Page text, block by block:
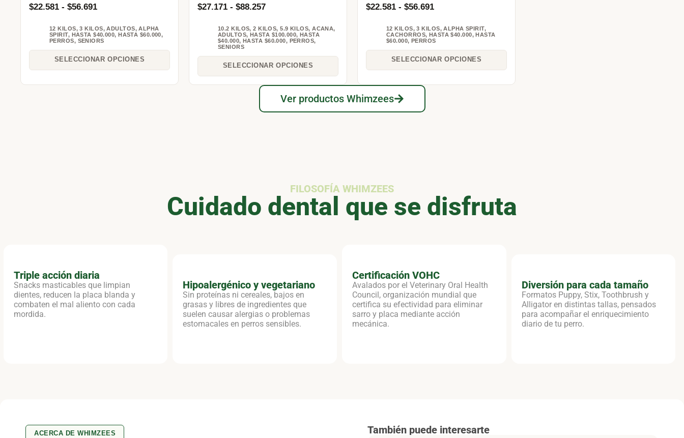
$22.581 - $56.691
12 KILOS,3 KILOS,ADULTOS,ALPHA
SPIRIT, HASTA $40.000,HASTA $60.000,
PERROS, SENIORS
SELECCIONAR OPCIONES
$27.171 - $88.257
10.2 KILOS,2 KILOS,5.9 KILOS,ACANA,
ADULTOS, HASTA $100.000,HASTA
$40.000, HASTA $60.000, PERROS,
SENIORS
SELECCIONAR OPCIONES
$22.581 - $56.691
12 KILOS,3 KILOS,ALPHA SPIRIT,
CACHORROS, HASTA $40.000,HASTA
$60.000, PERROS
SELECCIONAR OPCIONES
Ver productos Whimzees
FILOSOFÍA WHIMZEES
Cuidado dental que se disfruta
Triple acción diaria
Snacks masticables que limpian
dientes, reducen la placa blanda y
combaten el mal aliento con cada
mordida.
Hipoalergénico y vegetariano
Sin proteínas ni cereales, bajos en
grasas y libres de ingredientes que
suelen causar alergias o problemas
estomacales en perros sensibles.
Certificación VOHC
Avalados por el Veterinary Oral Health
Council, organización mundial que
certifica su efectividad para eliminar
sarro y placa mediante acción
mecánica.
Diversión para cada tamaño
Formatos Puppy, Stix, Toothbrush y
Alligator en distintas tallas, pensados
para acompañar el enriquecimiento
diario de tu perro.
ACERCA DE WHIMZEES También puede interesarte